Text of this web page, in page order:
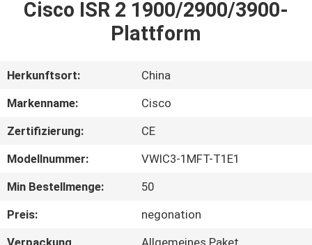
UNS
WERKSBESICHTIGUNG
QUALITÄTSKONTROLLE
KONTAKT
MIT
UNS
Cisco ISR 2 1900/2900/3900-
Plattform
Herkunftsort:
China
Markenname:
Cisco
Zertifizierung:
CE
Modellnummer:
VWIC3-1MFT-T1E1
Min Bestellmenge:
50
Preis:
negonation